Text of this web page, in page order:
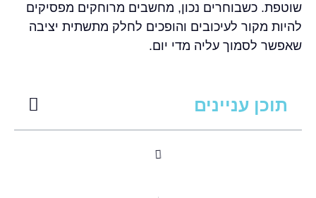
שוטפת. כשבוחרים נכון, מחשבים מרוחקים מפסיקים
להיות מקור לעיכובים והופכים לחלק מתשתית יציבה
שאפשר לסמוך עליה מדי יום.
תוכן עניינים